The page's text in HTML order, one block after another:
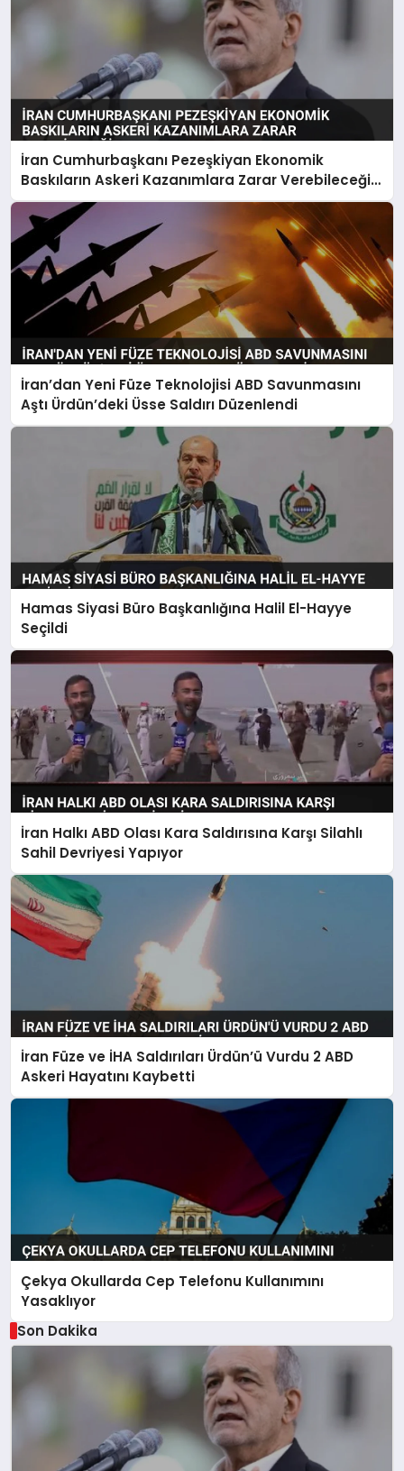
İran Cumhurbaşkanı Pezeşkiyan Ekonomik
Baskıların Askeri Kazanımlara Zarar Verebileceği
Uyarısı Yaptı
İran’dan Yeni Füze Teknolojisi ABD Savunmasını
Aştı Ürdün’deki Üsse Saldırı Düzenlendi
Hamas Siyasi Büro Başkanlığına Halil El-Hayye
Seçildi
İran Halkı ABD Olası Kara Saldırısına Karşı Silahlı
Sahil Devriyesi Yapıyor
İran Füze ve İHA Saldırıları Ürdün’ü Vurdu 2 ABD
Askeri Hayatını Kaybetti
Çekya Okullarda Cep Telefonu Kullanımını
Yasaklıyor
Son Dakika